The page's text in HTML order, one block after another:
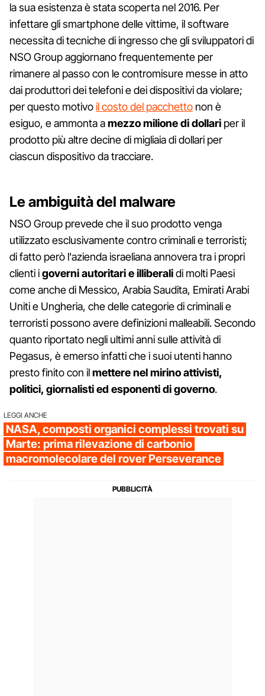
la sua esistenza è stata scoperta nel 2016. Per
infettare gli smartphone delle vittime, il software
necessita di tecniche di ingresso che gli sviluppatori di
NSO Group aggiornano frequentemente per
rimanere al passo con le contromisure messe in atto
dai produttori dei telefoni e dei dispositivi da violare;
per questo motivoil costo del pacchetto non è
esiguo, e ammonta amezzo milione di dollari per il
prodotto più altre decine di migliaia di dollari per
ciascun dispositivo da tracciare.
Le ambiguità del malware
NSO Group prevede che il suo prodotto venga
utilizzato esclusivamente contro criminali e terroristi;
di fatto però l'azienda israeliana annovera tra i propri
clienti igoverni autoritari e illiberalidi molti Paesi
come anche di Messico, Arabia Saudita, Emirati Arabi
Uniti e Ungheria, che delle categorie di criminali e
terroristi possono avere definizioni malleabili. Secondo
quanto riportato negli ultimi anni sulle attività di
Pegasus, è emerso infatti che i suoi utenti hanno
presto finito con ilmettere nel mirino attivisti,
politici, giornalisti ed esponenti di governo.
LEGGI ANCHE
NASA, composti organici complessi trovati su
Marte: prima rilevazione di carbonio
macromolecolare del rover Perseverance